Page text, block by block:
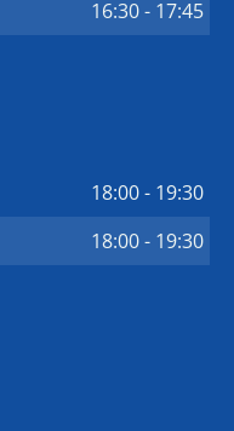
16:30 - 17:45
18:00 - 19:30
18:00 - 19:30